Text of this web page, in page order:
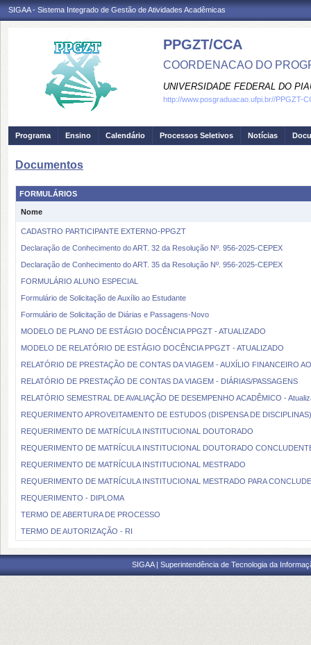
SIGAA - Sistema Integrado de Gestão de Atividades Acadêmicas
PPGZT/CCA
COORDENACAO DO
UNIVERSIDADE FEDERAL DO
http://www.posgraduacao.ufpi.br//PPGZT-
Programa Ensino Calendário Processos Seletivos Notícias
Documentos
FORMULÁRIOS
Nome
CADASTRO PARTICIPANTE EXTERNO-PPGZT
Declaração de Conhecimento do ART. 32 da Resolução Nº. 956-2025-CEPEX
Declaração de Conhecimento do ART. 35 da Resolução Nº. 956-2025-CEPEX
FORMULÁRIO ALUNO ESPECIAL
Formulário de Solicitação de Auxílio ao Estudante
Formulário de Solicitação de Diárias e Passagens-Novo
MODELO DE PLANO DE ESTÁGIO DOCÊNCIA PPGZT - ATUALIZADO
MODELO DE RELATÓRIO DE ESTÁGIO DOCÊNCIA PPGZT - ATUALIZADO
RELATÓRIO DE PRESTAÇÃO DE CONTAS DA VIAGEM - AUXÍLIO FINANCEIRO
RELATÓRIO DE PRESTAÇÃO DE CONTAS DA VIAGEM - DIÁRIAS/PASSAGENS
RELATÓRIO SEMESTRAL DE AVALIAÇÃO DE DESEMPENHO ACADÊMICO -
REQUERIMENTO APROVEITAMENTO DE ESTUDOS (DISPENSA DE
REQUERIMENTO DE MATRÍCULA INSTITUCIONAL DOUTORADO
REQUERIMENTO DE MATRÍCULA INSTITUCIONAL DOUTORADO
REQUERIMENTO DE MATRÍCULA INSTITUCIONAL MESTRADO
REQUERIMENTO DE MATRÍCULA INSTITUCIONAL MESTRADO PARA
REQUERIMENTO - DIPLOMA
TERMO DE ABERTURA DE PROCESSO
TERMO DE AUTORIZAÇÃO - RI
SIGAA | Superintendência de Tecnologia da